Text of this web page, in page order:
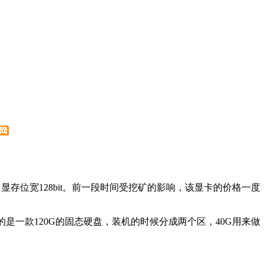
存位宽128bit。前一段时间受挖矿的影响，该显卡的价格一度
一款120G的固态硬盘，装机的时候分成两个区，40G用来做